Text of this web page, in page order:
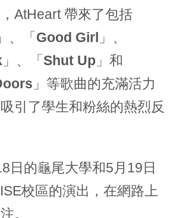
AtHeart 帶來了包括
、「Good Girl」、
、「Shut Up」 和
」 等歌曲的充滿活力
引了學生和粉絲的熱烈反
日的龜尾大學和5月19日
校區的演出，在網路上
。